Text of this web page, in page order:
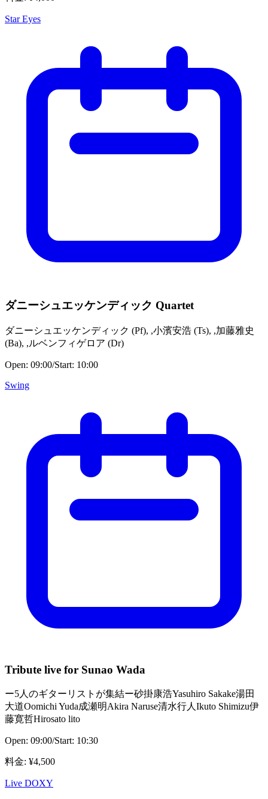
Star Eyes
ダニーシュエッケンディック Quartet
ダニーシュエッケンディック (Pf), ,小濱安浩 (Ts), ,加藤雅史
(Ba), ,ルベンフィゲロア (Dr)
Open: 09:00/Start: 10:00
Swing
Tribute live for Sunao Wada
ー5人のギターリストが集結ー砂掛康浩Yasuhiro Sakake湯田
大道Oomichi Yuda成瀬明Akira Naruse清水行人Ikuto Shimizu伊
藤寛哲Hirosato lito
Open: 09:00/Start: 10:30
料金: ¥4,500
Live DOXY